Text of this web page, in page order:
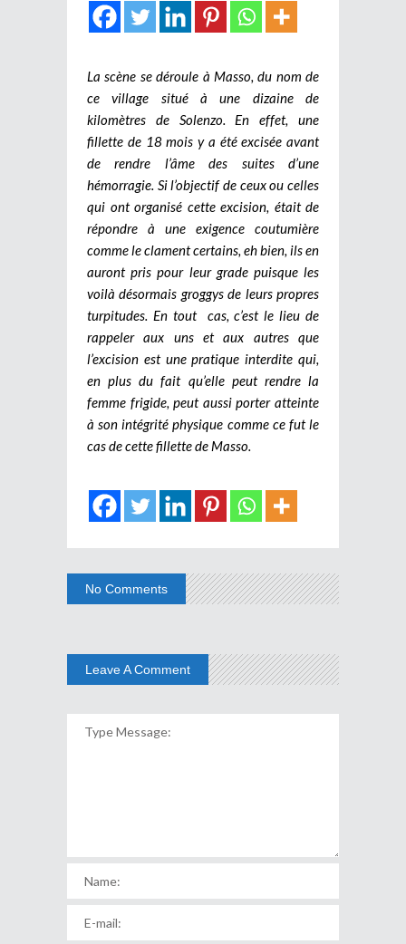
La scène se déroule à Masso, du nom de
ce village situé à une dizaine de
kilomètres de Solenzo. En effet, une
fillette de 18 mois y a été excisée avant
de rendre l’âme des suites d’une
hémorragie. Si l’objectif de ceux ou celles
qui ont organisé cette excision, était de
répondre à une exigence coutumière
comme le clament certains, eh bien, ils en
auront pris pour leur grade puisque les
voilà désormais groggys de leurs propres
turpitudes. En tout cas, c’est le lieu de
rappeler aux uns et aux autres que
l’excision est une pratique interdite qui,
en plus du fait qu’elle peut rendre la
femme frigide, peut aussi porter atteinte
à son intégrité physique comme ce fut le
cas de cette fillette de Masso.
No Comments
Leave A Comment